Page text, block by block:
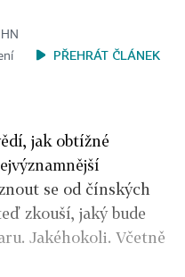
PŘEHRÁT ČLÁNEK
jak obtížné
se od čínských
zkouší, jaký bude
Jakéhokoli. Včetně